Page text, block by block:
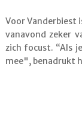
Voor Vanderbiest
vanavond zeker
zich focust. “Als
mee", benadrukt